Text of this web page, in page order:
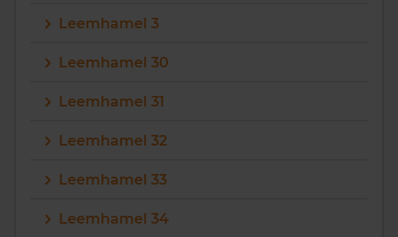
Leemhamel 3
Leemhamel 30
Leemhamel 31
Leemhamel 32
Leemhamel 33
Leemhamel 34